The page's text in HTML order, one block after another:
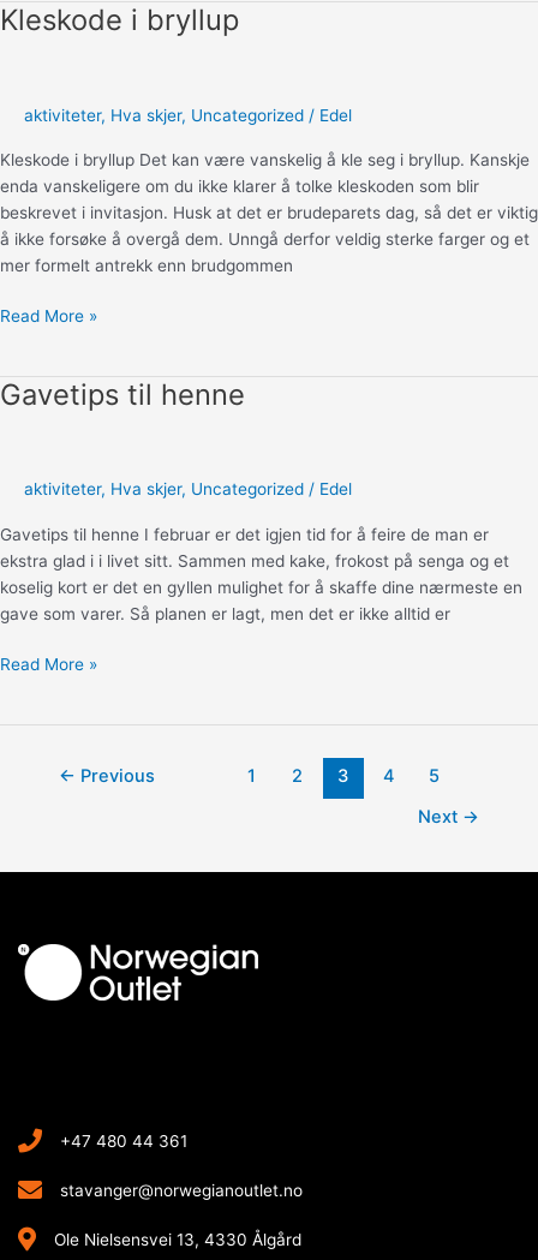
Kleskode i bryllup
aktiviteter, Hva skjer, Uncategorized / Edel
Kleskode i bryllup Det kan være vanskelig å kle seg i bryllup. Kanskje
enda vanskeligere om du ikke klarer å tolke kleskoden som blir
beskrevet i invitasjon. Husk at det er brudeparets dag, så det er viktig
å ikke forsøke å overgå dem. Unngå derfor veldig sterke farger og et
mer formelt antrekk enn brudgommen
Kleskode
Read More »
Gavetips til henne
aktiviteter, Hva skjer, Uncategorized / Edel
Gavetips til henne I februar er det igjen tid for å feire de man er
ekstra glad i i livet sitt. Sammen med kake, frokost på senga og et
koselig kort er det en gyllen mulighet for å skaffe dine nærmeste en
gave som varer. Så planen er lagt, men det er ikke alltid er
Gavetips
Read More »
Post← Previous 1 2 3 4
5
Next →
+47 480 44 361
stavanger@norwegianoutlet.no
Ole Nielsensvei 13, 4330 Ålgård